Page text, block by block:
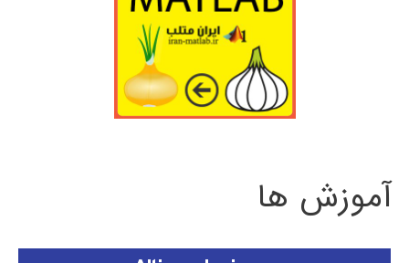
آموزش ها